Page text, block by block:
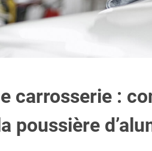
carrosserie :
poussière